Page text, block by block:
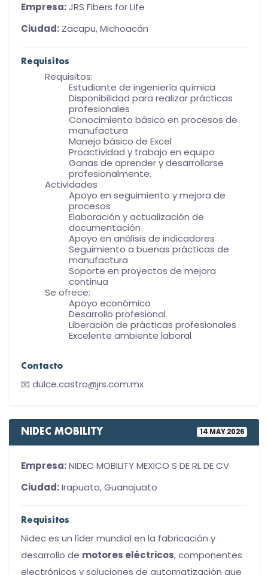
Empresa:JRS Fibers for Life
Ciudad: Zacapu, Michoacán
Requisitos
Requisitos:
Estudiante de ingeniería química
Disponibilidad para realizar prácticas
profesionales
Conocimiento básico en procesos de
manufactura
Manejo básico de Excel
Proactividad y trabajo en equipo
Ganas de aprender y desarrollarse
profesionalmente.
Actividades
Apoyo en seguimiento y mejora de
procesos
Elaboración y actualización de
documentación
Apoyo en análisis de indicadores
Seguimiento a buenas prácticas de
manufactura
Soporte en proyectos de mejora
continua
Se ofrece:
Apoyo económico
Desarrollo profesional
Liberación de prácticas profesionales
Excelente ambiente laboral
Contacto
📧 dulce.castro@jrs.com.mx
NIDEC MOBILITY 14 MAY 2026
Empresa:NIDEC MOBILITY MEXICO S DE RL DE CV
Ciudad:Irapuato, Guanajuato
Requisitos
Nidec es un líder mundial en la fabricación y
desarrollo de motores eléctricos, componentes
electrónicos y soluciones de automatización que